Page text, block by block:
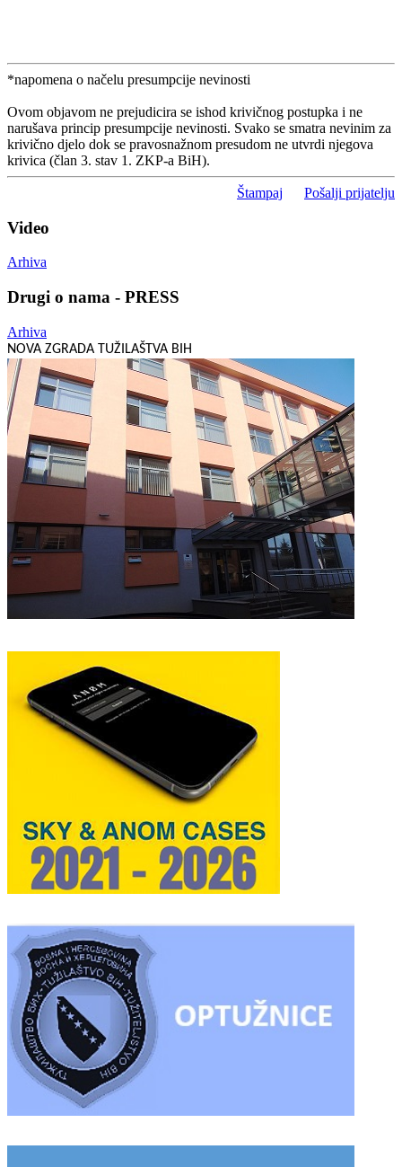
*napomena o načelu presumpcije nevinosti
Ovom objavom ne prejudicira se ishod krivičnog postupka i ne
narušava princip presumpcije nevinosti. Svako se smatra nevinim za
krivično djelo dok se pravosnažnom presudom ne utvrdi njegova
krivica (član 3. stav 1. ZKP-a BiH).
Štampaj Pošalji prijatelju
Video
Arhiva
Drugi o nama - PRESS
Arhiva
NOVA ZGRADA TUŽILAŠTVA BIH